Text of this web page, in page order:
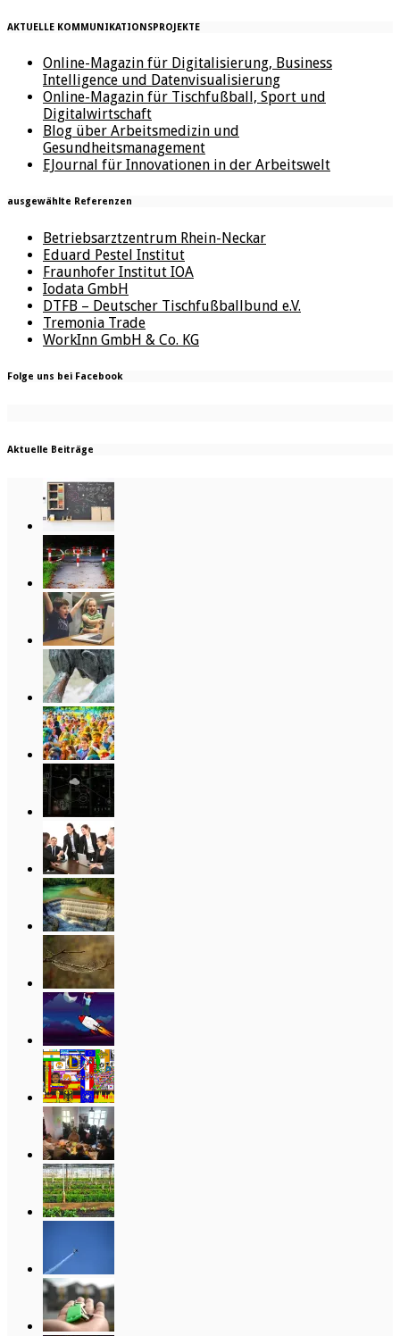
AKTUELLE KOMMUNIKATIONSPROJEKTE
Online-Magazin für Digitalisierung, Business
Intelligence und Datenvisualisierung
Online-Magazin für Tischfußball, Sport und
Digitalwirtschaft
Blog über Arbeitsmedizin und
Gesundheitsmanagement
EJournal für Innovationen in der Arbeitswelt
ausgewählte Referenzen
Betriebsarztzentrum Rhein-Neckar
Eduard Pestel Institut
Fraunhofer Institut IOA
Iodata GmbH
DTFB – Deutscher Tischfußballbund e.V.
Tremonia Trade
WorkInn GmbH & Co. KG
Folge uns bei Facebook
Aktuelle Beiträge